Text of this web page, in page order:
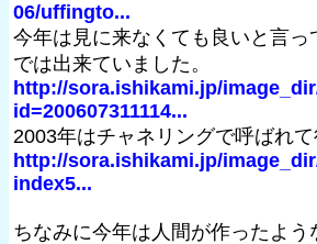
06/uffingto...
今年は見に来なくても良いと言
では出来ていました。
http://sora.ishikami.jp/
id=200607311114...
2003年はチャネリングで呼ばれ
http://sora.ishikami.jp/
index5...
ちなみに今年は人間が作ったよ